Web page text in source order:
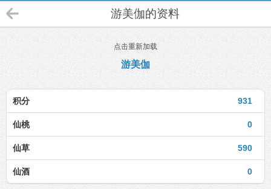
游美伽的资料
点击重新加载
游美伽
931
积分
0
仙桃
590
仙草
0
仙酒